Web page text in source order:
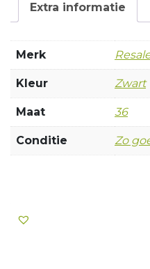
Extra informatie
Merk
Kleur Zwart
Maat 36
Conditie Zo